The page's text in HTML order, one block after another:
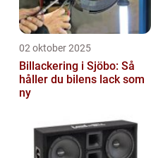
02 oktober 2025
Billackering i Sjöbo: Så
håller du bilens lack som
ny